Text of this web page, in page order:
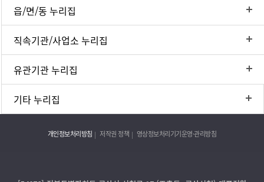
읍/면/동 누리집
직속기관/사업소 누리집
유관기관 누리집
기타 누리집
개인정보처리방침 저작권 정책 영상정보처리기기운영·관리방침